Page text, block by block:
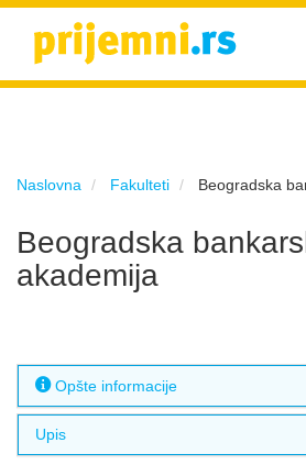
Naslovna Fakulteti Beogradska
Beogradska
akademija
Opšte informacije
Upis